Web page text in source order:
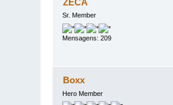
Sr. Member
Mensagens: 209
Boxx
Hero Member